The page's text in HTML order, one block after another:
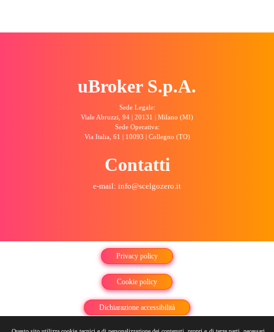
uBroker S.p.A.
Sede Legale:
Viale Abruzzi, 94 | 20131 | Milano (MI)
Sede Operativa:
Via Italia, 61 | 10093 | Collegno (TO)
Contatti
e-mail: info@scelgozero.it
Privacy policy
Cookie policy
Dichiarazione accessibilità